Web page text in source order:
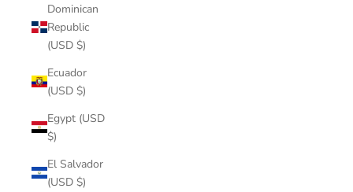
Dominican
Republic
(USD $)
Ecuador
(USD $)
Egypt (USD
$)
El Salvador
(USD $)